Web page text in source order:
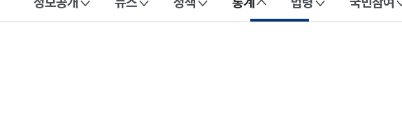
이 누리집은 대한민국 공식 전자정부 누리집입니다.